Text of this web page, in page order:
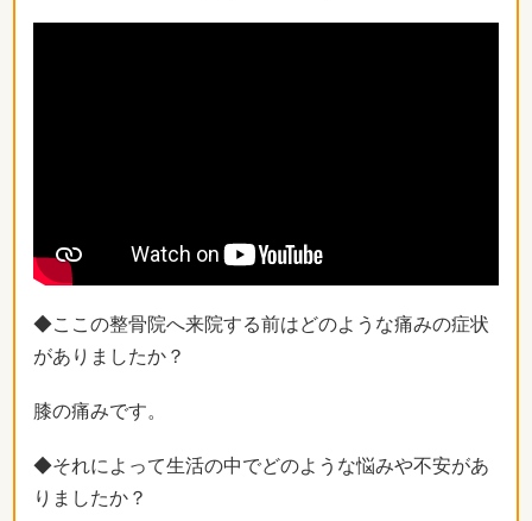
◆ここの整骨院へ来院する前はどのような痛みの症状
がありましたか？
膝の痛みです。
◆それによって生活の中でどのような悩みや不安があ
りましたか？